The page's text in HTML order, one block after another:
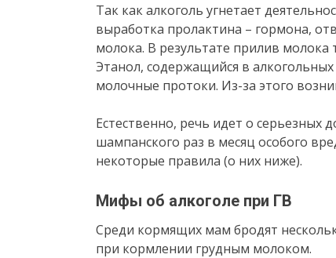
Так как алкоголь угнетает
выработка пролактина – гормона,
молока. В результате прилив молока
Этанол, содержащийся в
молочные протоки. Из-за этого
Естественно, речь идет о серьезных
шампанского раз в месяц особого
некоторые правила (о них ниже).
Мифы об алкоголе при ГВ
Среди кормящих мам бродят
при кормлении грудным молоком.